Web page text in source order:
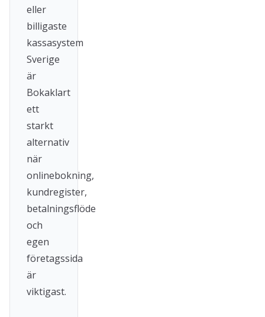
eller
billigaste
kassasystem
Sverige
är
Bokaklart
ett
starkt
alternativ
när
onlinebokning,
kundregister,
betalningsflöde
och
egen
företagssida
är
viktigast.